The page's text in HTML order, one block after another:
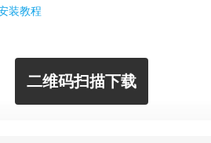
装教程
二维码扫描下载